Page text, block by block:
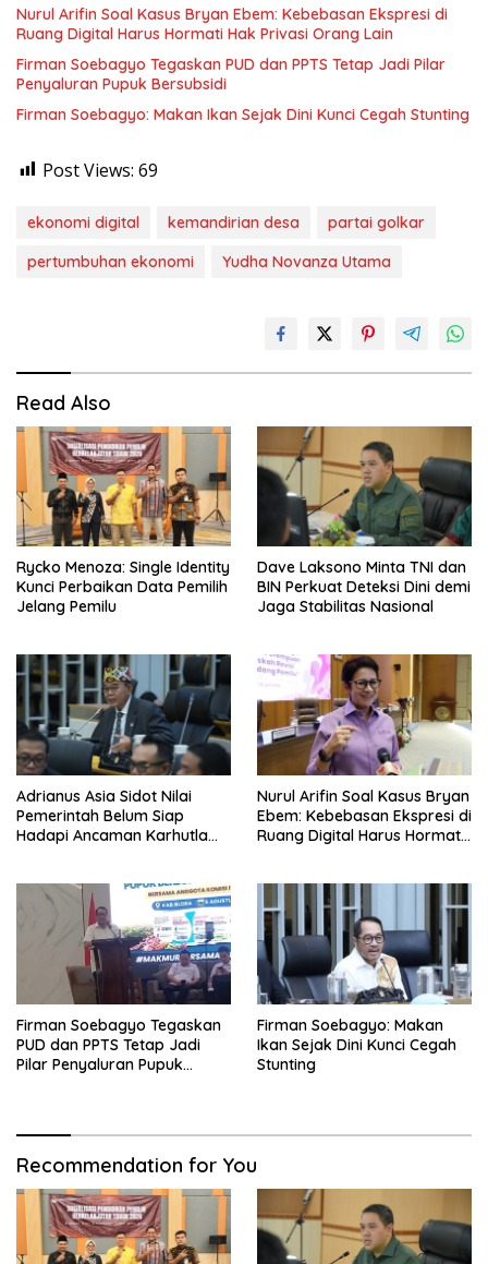
Nurul Arifin Soal Kasus Bryan Ebem: Kebebasan Ekspresi di
Ruang Digital Harus Hormati Hak Privasi Orang Lain
Firman Soebagyo Tegaskan PUD dan PPTS Tetap Jadi Pilar
Penyaluran Pupuk Bersubsidi
Firman Soebagyo: Makan Ikan Sejak Dini Kunci Cegah Stunting
Post Views: 69
ekonomi digital kemandirian desa
partai golkar
pertumbuhan ekonomi
Yudha Novanza Utama
Read Also
Rycko Menoza: Single Identity
Kunci Perbaikan Data Pemilih
Jelang Pemilu
Dave Laksono Minta TNI dan
BIN Perkuat Deteksi Dini demi
Jaga Stabilitas Nasional
Adrianus Asia Sidot Nilai
Pemerintah Belum Siap
Hadapi Ancaman Karhutla
Nurul Arifin Soal Kasus Bryan
Ebem: Kebebasan Ekspresi di
Ruang Digital Harus Hormati
Firman Soebagyo Tegaskan
PUD dan PPTS Tetap Jadi
Pilar Penyaluran Pupuk
Firman Soebagyo: Makan
Ikan Sejak Dini Kunci Cegah
Stunting
Recommendation for You